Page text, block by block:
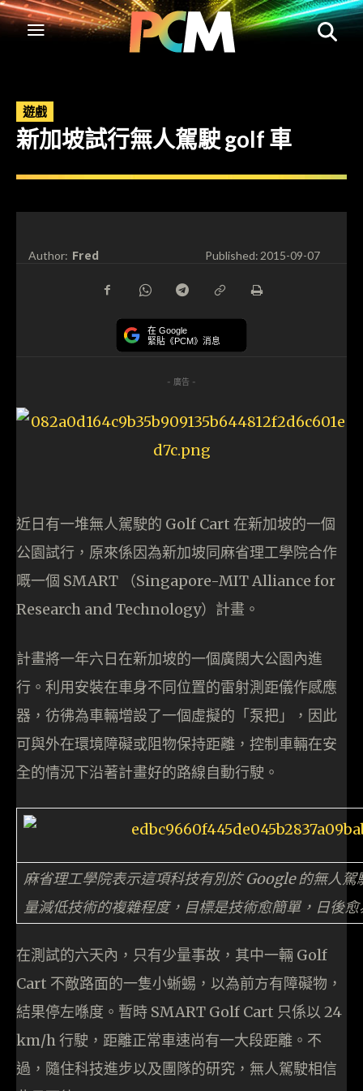
遊戲
新加坡試行無人駕駛 golf 車
Author: Fred Published:2015-09-07
在 Google
緊貼《PCM》消息
- 廣告 -
近日有一堆無人駕駛的 Golf Cart 在新加坡的一個
公園試行，原來係因為新加坡同麻省理工學院合作
嘅一個 SMART （Singapore-MIT Alliance for
Research and Technology）計畫。
計畫將一年六日在新加坡的一個廣闊大公園內進
行。利用安裝在車身不同位置的雷射測距儀作感應
器，彷彿為車輛增設了一個虛擬的「泵把」，因此
可與外在環境障礙或阻物保持距離，控制車輛在安
全的情況下沿著計畫好的路線自動行駛。
麻省理工學院表示這項科技有別於 Google 的無人
量減低技術的複雜程度，目標是技術愈簡單，日後
在測試的六天內，只有少量事故，其中一輛 Golf
Cart 不敵路面的一隻小蜥蜴，以為前方有障礙物，
結果停左喺度。暫時 SMART Golf Cart 只係以 24
km/h 行駛，距離正常車速尚有一大段距離。不
過，隨住科技進步以及團隊的研究，無人駕駛相信